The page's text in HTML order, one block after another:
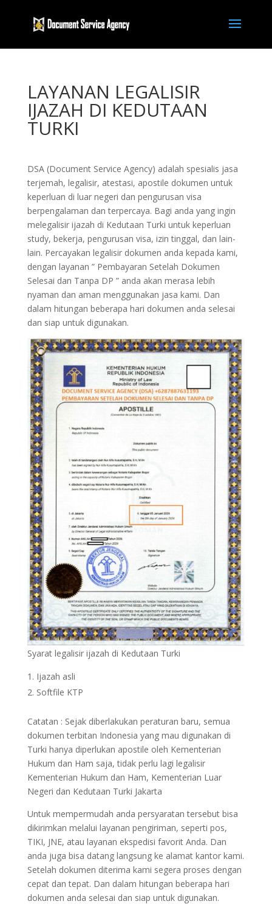
LAYANAN LEGALISIR
IJAZAH DI KEDUTAAN
TURKI
DSA (Document Service Agency) adalah spesialis jasa
terjemah, legalisir, atestasi, apostile dokumen untuk
keperluan di luar negeri dan pengurusan visa
berpengalaman dan terpercaya. Bagi anda yang ingin
melegalisir ijazah di Kedutaan Turki untuk keperluan
study, bekerja, pengurusan visa, izin tinggal, dan lain-
lain. Percayakan legalisir dokumen anda kepada kami,
dengan layanan ” Pembayaran Setelah Dokumen
Selesai dan Tanpa DP ” anda akan merasa lebih
nyaman dan aman menggunakan jasa kami. Dan
dalam hitungan beberapa hari dokumen anda selesai
dan siap untuk digunakan.
Syarat legalisir ijazah di Kedutaan Turki
Ijazah asli
Softfile KTP
Catatan : Sejak diberlakukan peraturan baru, semua
dokumen terbitan Indonesia yang mau digunakan di
Turki hanya diperlukan apostile oleh Kementerian
Hukum dan Ham saja, tidak perlu lagi legalisir
Kementerian Hukum dan Ham, Kementerian Luar
Negeri dan Kedutaan Turki Jakarta
Untuk mempermudah anda persyaratan tersebut bisa
dikirimkan melalui layanan pengiriman, seperti pos,
TIKI, JNE, atau layanan ekspedisi favorit Anda. Dan
anda juga bisa datang langsung ke alamat kantor kami.
Setelah dokumen diterima kami segera proses dengan
cepat dan tepat. Dan dalam hitungan beberapa hari
dokumen anda selesai dan siap untuk digunakan.